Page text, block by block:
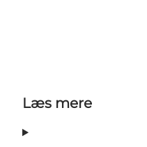
Læs mere